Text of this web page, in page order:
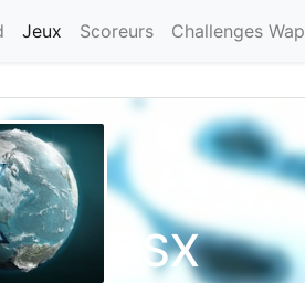
Jeux Scoreurs Challenges Wap
SSX